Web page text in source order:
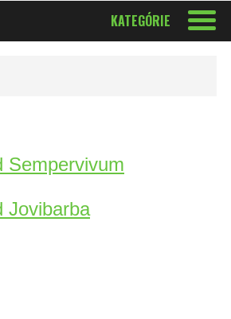
KATEGÓRIE
Sempervivum
Jovibarba